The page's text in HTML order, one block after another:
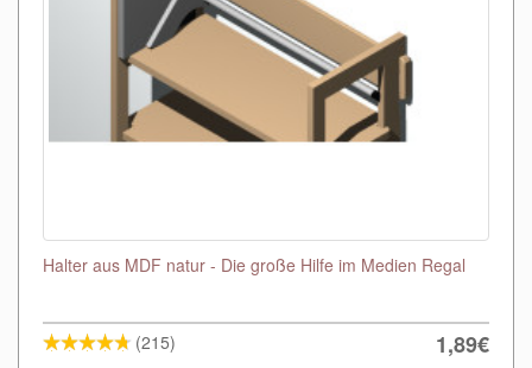
Halter aus MDF natur - Die große Hilfe im Medien Regal
(215) 1,89€